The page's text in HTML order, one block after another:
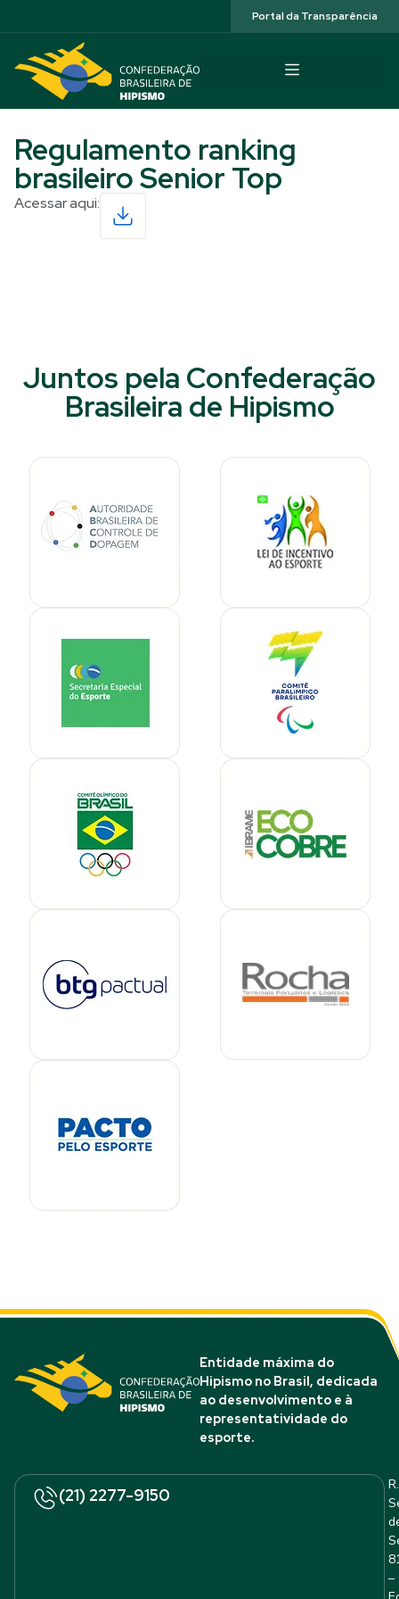
Portal da Transparência
Regulamento ranking
brasileiro Senior Top
Acessar aqui:
Juntos pela Confederação
Brasileira de Hipismo
Entidade máxima do
Hipismo no Brasil, dedicada
ao desenvolvimento e à
representatividade do
esporte.
(21) 2277-9150
R.
–